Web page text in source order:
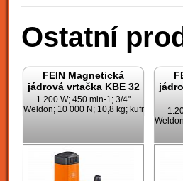
Ostatní
FEIN Magnetická
jádrová vrtačka KBE 32
1.200 W; 450 min-1; 3/4"
Weldon; 10 000 N; 10,8 kg; kufr